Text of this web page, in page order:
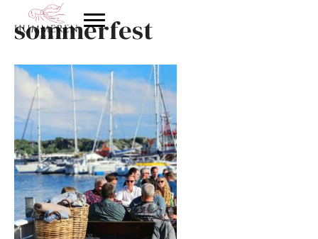
sommerfest